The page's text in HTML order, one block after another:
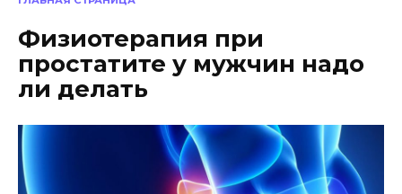
Физиотерапия при
простатите у мужчин надо
ли делать